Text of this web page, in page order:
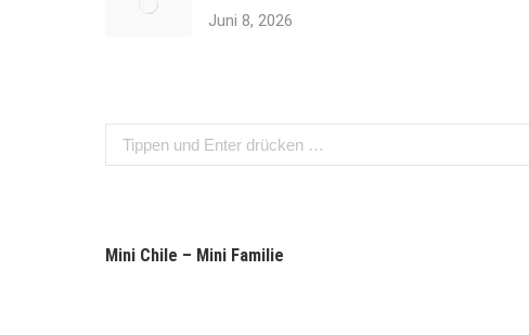
Juni 8, 2026
Search:
Mini Chile – Mini Familie